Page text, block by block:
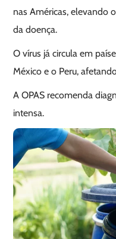
nas Américas, elevando
da doença.
O vírus já circula em
México e o Peru,
A OPAS recomenda
intensa.